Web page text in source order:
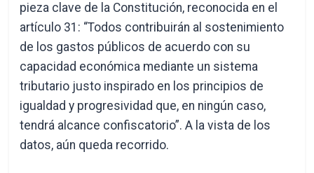
pieza clave de la Constitución, reconocida en el
artículo 31: “Todos contribuirán al sostenimiento
de los gastos públicos de acuerdo con su
capacidad económica mediante un sistema
tributario justo inspirado en los principios de
igualdad y progresividad que, en ningún caso,
tendrá alcance confiscatorio”. A la vista de los
datos, aún queda recorrido.